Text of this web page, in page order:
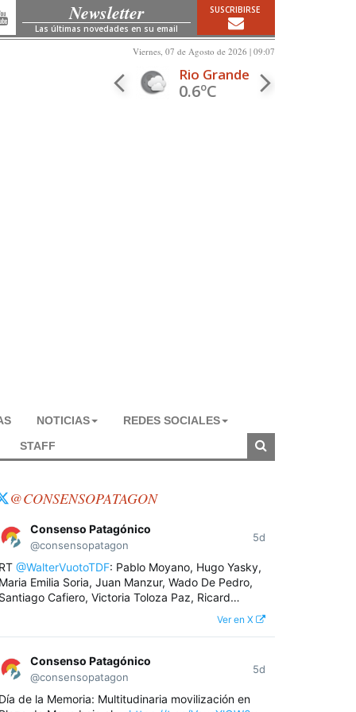
Newsletter
Las últimas novedades en su email
SUSCRIBIRSE
Viernes, 07 de Agosto de 2026 | 09:07
Rio Grande
0.6ºC
NOTICIAS
REDES SOCIALES
STAFF
@CONSENSOPATAGON
Consenso Patagónico
@consensopatagon
5d
RT @WalterVuotoTDF: Pablo Moyano, Hugo Yasky,
Maria Emilia Soria, Juan Manzur, Wado De Pedro,
Santiago Cafiero, Victoria Toloza Paz, Ricard…
Ver en X
Consenso Patagónico
@consensopatagon
5d
Día de la Memoria: Multitudinaria movilización en